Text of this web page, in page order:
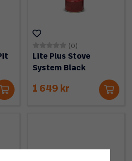
(0)
Lite Plus Stove
System Black
1 649 kr